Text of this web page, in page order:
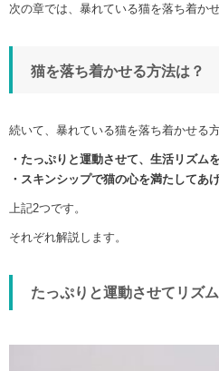
次の章では、暴れている猫を落ち着か
猫を落ち着かせる方法は？
続いて、暴れている猫を落ち着かせる
・たっぷりと運動させて、生活リズム
・スキンシップで猫の心を満たしてあ
上記2つです。
それぞれ解説します。
たっぷりと運動させてリズ